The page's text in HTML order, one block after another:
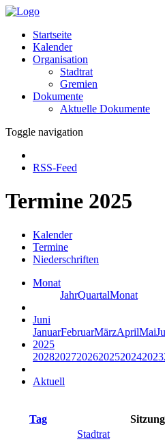
Startseite
Kalender
Organisation
Stadtrat
Gremien
Dokumente
Aktuelle Dokumente
Toggle navigation
RSS-Feed
Termine 2025
Kalender
Termine
Niederschriften
Monat
JahrQuartalMonat
Juni
JanuarFebruarMärzAprilMai
2025
202820272026202520242023
Aktuell
Tag Sitzung
Stadtrat